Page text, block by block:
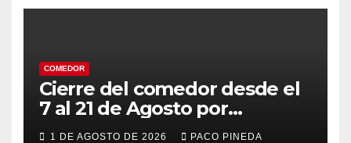
COMEDOR
Cierre del comedor desde el
7 al 21 de Agosto por
vacaciones
1 DE AGOSTO DE 2026 PACO PINEDA